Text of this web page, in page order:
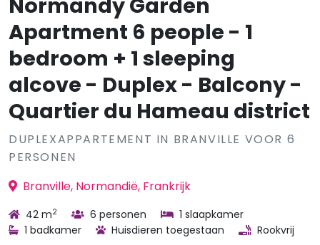
Normandy Garden
Apartment 6 people - 1
bedroom + 1 sleeping
alcove - Duplex - Balcony -
Quartier du Hameau district
DUPLEXAPPARTEMENT IN BRANVILLE VOOR 6
PERSONEN
Branville, Normandië, Frankrijk
42 m2 6 personen
1 slaapkamer
1 badkamer
Huisdieren toegestaan Rookvrij